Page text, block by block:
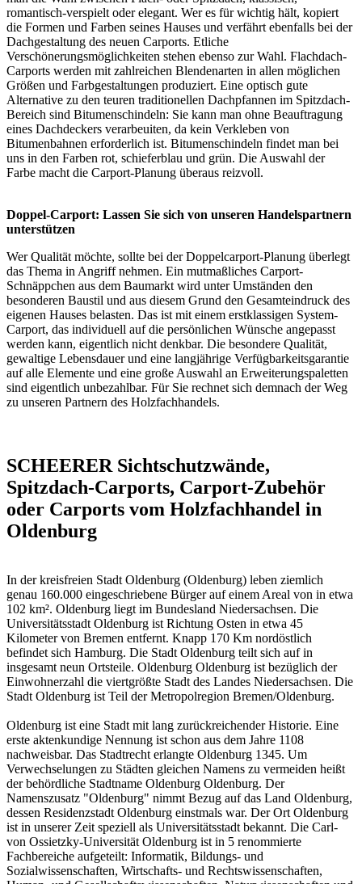
romantisch-verspielt oder elegant. Wer es für wichtig hält, kopiert
die Formen und Farben seines Hauses und verfährt ebenfalls bei der
Dachgestaltung des neuen Carports. Etliche
Verschönerungsmöglichkeiten stehen ebenso zur Wahl. Flachdach-
Carports werden mit zahlreichen Blendenarten in allen möglichen
Größen und Farbgestaltungen produziert. Eine optisch gute
Alternative zu den teuren traditionellen Dachpfannen im Spitzdach-
Bereich sind Bitumenschindeln: Sie kann man ohne Beauftragung
eines Dachdeckers verarbeuiten, da kein Verkleben von
Bitumenbahnen erforderlich ist. Bitumenschindeln findet man bei
uns in den Farben rot, schieferblau und grün. Die Auswahl der
Farbe macht die Carport-Planung überaus reizvoll.
Doppel-Carport: Lassen Sie sich von unseren Handelspartnern
unterstützen
Wer Qualität möchte, sollte bei der Doppelcarport-Planung überlegt
das Thema in Angriff nehmen. Ein mutmaßliches Carport-
Schnäppchen aus dem Baumarkt wird unter Umständen den
besonderen Baustil und aus diesem Grund den Gesamteindruck des
eigenen Hauses belasten. Das ist mit einem erstklassigen System-
Carport, das individuell auf die persönlichen Wünsche angepasst
werden kann, eigentlich nicht denkbar. Die besondere Qualität,
gewaltige Lebensdauer und eine langjährige Verfügbarkeitsgarantie
auf alle Elemente und eine große Auswahl an Erweiterungspaletten
sind eigentlich unbezahlbar. Für Sie rechnet sich demnach der Weg
zu unseren Partnern des Holzfachhandels.
SCHEERER Sichtschutzwände,
Spitzdach-Carports, Carport-Zubehör
oder Carports vom Holzfachhandel in
Oldenburg
In der kreisfreien Stadt Oldenburg (Oldenburg) leben ziemlich
genau 160.000 eingeschriebene Bürger auf einem Areal von in etwa
102 km². Oldenburg liegt im Bundesland Niedersachsen. Die
Universitätsstadt Oldenburg ist Richtung Osten in etwa 45
Kilometer von Bremen entfernt. Knapp 170 Km nordöstlich
befindet sich Hamburg. Die Stadt Oldenburg teilt sich auf in
insgesamt neun Ortsteile. Oldenburg Oldenburg ist bezüglich der
Einwohnerzahl die viertgrößte Stadt des Landes Niedersachsen. Die
Stadt Oldenburg ist Teil der Metropolregion Bremen/Oldenburg.
Oldenburg ist eine Stadt mit lang zurückreichender Historie. Eine
erste aktenkundige Nennung ist schon aus dem Jahre 1108
nachweisbar. Das Stadtrecht erlangte Oldenburg 1345. Um
Verwechselungen zu Städten gleichen Namens zu vermeiden heißt
der behördliche Stadtname Oldenburg Oldenburg. Der
Namenszusatz "Oldenburg" nimmt Bezug auf das Land Oldenburg,
dessen Residenzstadt Oldenburg einstmals war. Der Ort Oldenburg
ist in unserer Zeit speziell als Universitätsstadt bekannt. Die Carl-
von Ossietzky-Universität Oldenburg ist in 5 renommierte
Fachbereiche aufgeteilt: Informatik, Bildungs- und
Sozialwissenschaften, Wirtschafts- und Rechtswissenschaften,